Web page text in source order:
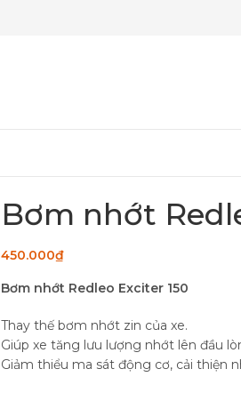
Bơm nhớt
450.000₫
Bơm nhớt Redleo Exciter 150
Thay thế bơm nhớt zin của xe.
Giúp xe tăng lưu lượng nhớt lên đầu
Giảm thiểu ma sát động cơ, cải thiện